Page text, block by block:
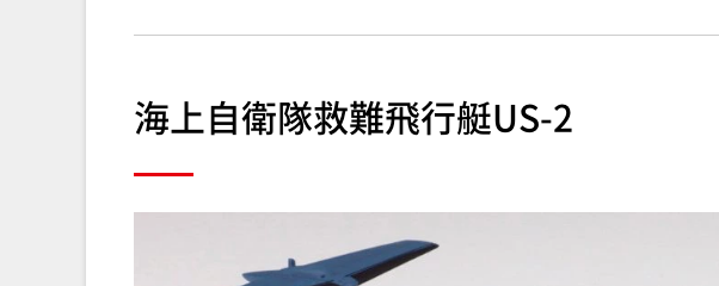
海上自衛隊救難飛行艇US-2